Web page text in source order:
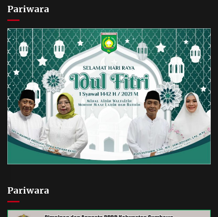
Pariwara
Pariwara